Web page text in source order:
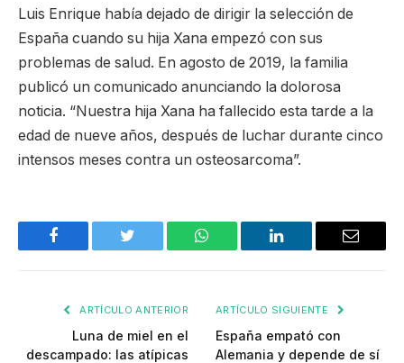
Luis Enrique había dejado de dirigir la selección de
España cuando su hija Xana empezó con sus
problemas de salud. En agosto de 2019, la familia
publicó un comunicado anunciando la dolorosa
noticia. “Nuestra hija Xana ha fallecido esta tarde a la
edad de nueve años, después de luchar durante cinco
intensos meses contra un osteosarcoma”.
Facebook Twitter WhatsApp LinkedIn Email
ARTÍCULO ANTERIOR
Luna de miel en el
descampado: las atípicas
ARTÍCULO SIGUIENTE
España empató con
Alemania y depende de sí